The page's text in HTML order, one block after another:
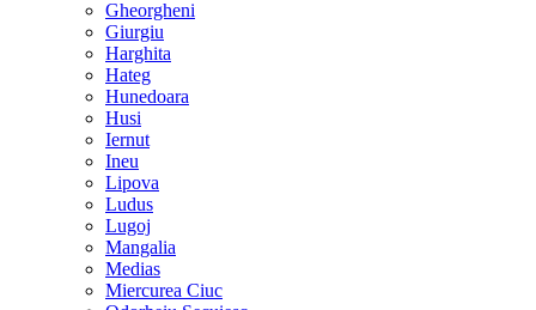
Gheorgheni
Giurgiu
Harghita
Hateg
Hunedoara
Husi
Iernut
Ineu
Lipova
Ludus
Lugoj
Mangalia
Medias
Miercurea Ciuc